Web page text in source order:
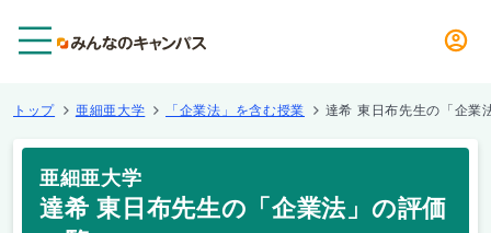
トップ 亜細亜大学 「企業法」を含む授業 達希 東日布先生の「企業
亜細亜大学
達希 東日布先生の「企業法」の評価